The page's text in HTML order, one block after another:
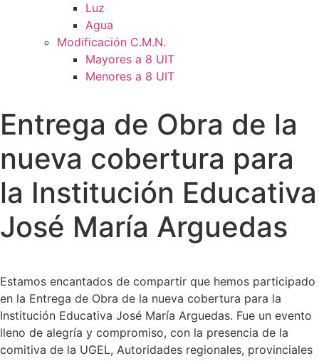
Luz
Agua
Modificación C.M.N.
Mayores a 8 UIT
Menores a 8 UIT
Entrega de Obra de la
nueva cobertura para
la Institución Educativa
José María Arguedas
Estamos encantados de compartir que hemos participado
en la Entrega de Obra de la nueva cobertura para la
Institución Educativa José María Arguedas. Fue un evento
lleno de alegría y compromiso, con la presencia de la
comitiva de la UGEL, Autoridades regionales, provinciales